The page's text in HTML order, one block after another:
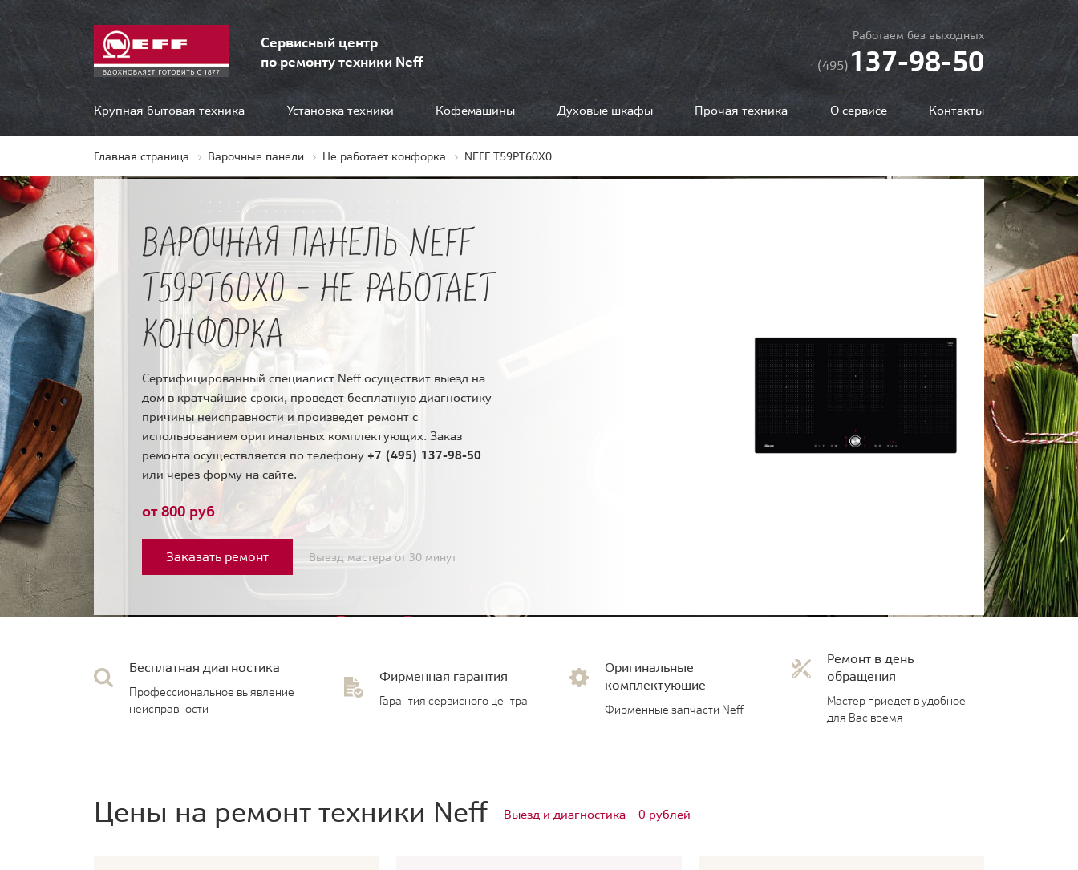
Сервисный центр
по ремонту техники Neff
Работаем без выходных
(495)137-98-50
Крупная бытовая техника Установка техники Кофемашины Духовые шкафы Прочая техника О сервисе Контакты
Главная страница Варочные панели Не работает конфорка NEFF T59PT60X0
ВАРОЧНАЯ ПАНЕЛЬ NEFF
T59PT60X0 - НЕ РАБОТАЕТ
КОНФОРКА
Сертифицированный специалист Neff осуществит выезд на
дом в кратчайшие сроки, проведет бесплатную диагностику
причины неисправности и произведет ремонт с
использованием оригинальных комплектующих. Заказ
ремонта осуществляется по телефону +7 (495) 137-98-50
или через форму на сайте.
от 800 руб
Заказать ремонт Выезд мастера от 30 минут
Бесплатная диагностика
Профессиональное выявление
неисправности
Фирменная гарантия
Гарантия сервисного центра
Оригинальные
комплектующие
Фирменные запчасти Neff
Ремонт в день
обращения
Мастер приедет в удобное
для Вас время
Цены на ремонт техники Neff Выезд и диагностика — 0 рублей